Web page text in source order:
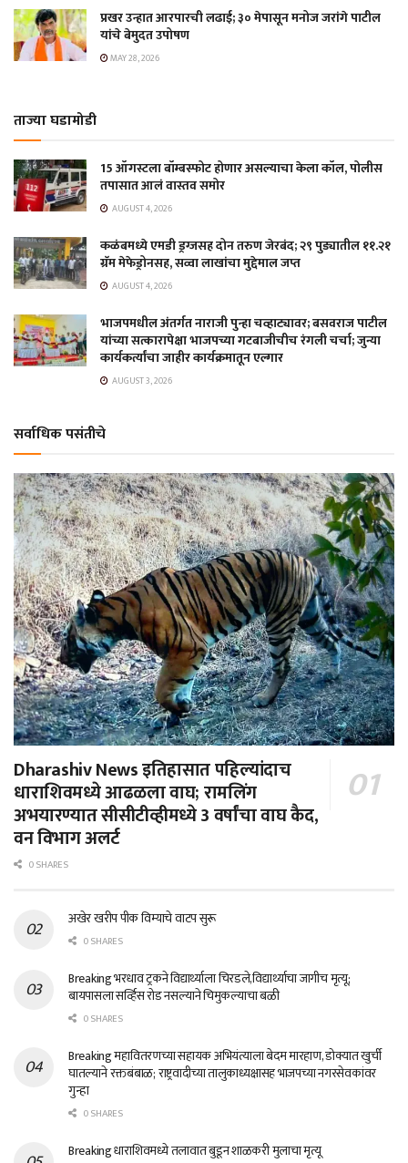
प्रखर उन्हात आरपारची लढाई; ३० मेपासून मनोज जरांगे पाटील
यांचे बेमुदत उपोषण
MAY 28, 2026
ताज्या घडामोडी
15 ऑगस्टला बॉम्बस्फोट होणार असल्याचा केला कॉल, पोलीस
तपासात आलं वास्तव समोर
AUGUST 4, 2026
कळंबमध्ये एमडी ड्रग्जसह दोन तरुण जेरबंद; २९ पुड्यातील ११.२१
ग्रॅम मेफेड्रोनसह, सव्वा लाखांचा मुद्देमाल जप्त
AUGUST 4, 2026
भाजपमधील अंतर्गत नाराजी पुन्हा चव्हाट्यावर; बसवराज पाटील
यांच्या सत्कारापेक्षा भाजपच्या गटबाजीचीच रंगली चर्चा; जुन्या
कार्यकर्त्यांचा जाहीर कार्यक्रमातून एल्गार
AUGUST 3, 2026
सर्वाधिक पसंतीचे
Dharashiv News इतिहासात पहिल्यांदाच
धाराशिवमध्ये आढळला वाघ; रामलिंग
अभयारण्यात सीसीटीव्हीमध्ये 3 वर्षांचा वाघ कैद,
वन विभाग अलर्ट
0 SHARES
अखेर खरीप पीक विम्याचे वाटप सुरू
0 SHARES
Breaking भरधाव ट्रकने विद्यार्थ्याला चिरडले,विद्यार्थ्याचा जागीच मृत्यू;
बायपासला सर्व्हिस रोड नसल्याने चिमुकल्याचा बळी
0 SHARES
Breaking महावितरणच्या सहायक अभियंत्याला बेदम मारहाण, डोक्यात खुर्ची
घातल्याने रक्तबंबाळ; राष्ट्रवादीच्या तालुकाध्यक्षासह भाजपच्या नगरसेवकांवर
गुन्हा
0 SHARES
Breaking धाराशिवमध्ये तलावात बुडून शाळकरी मुलाचा मृत्यू